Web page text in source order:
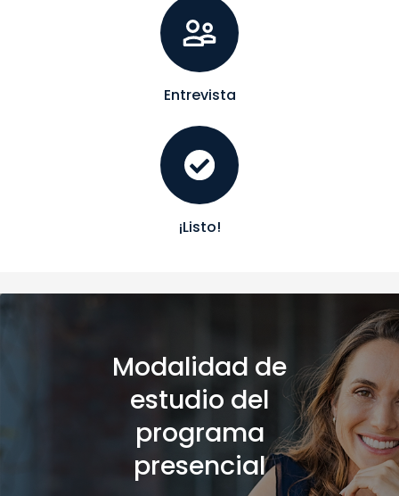
Entrevista
¡Listo!
Modalidad de
estudio del
programa
presencial